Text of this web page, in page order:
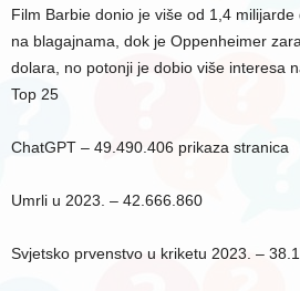
Film Barbie donio je više od 1,4
na blagajnama, dok je Oppenheimer
dolara, no potonji je dobio više interesa
Top 25
ChatGPT – 49.490.406 prikaza stranica
Umrli u 2023. – 42.666.860
Svjetsko prvenstvo u kriketu 2023. –